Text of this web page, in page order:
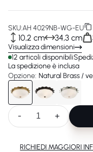
SKU:AH 4029NB-WG-EU
10,2 cm 34,3 cm
Visualizza dimensioni
12 articoli disponibili
La spedizione è inclusa
Opzione: Natural Brass /
- +
RICHIEDI MAGGIORI